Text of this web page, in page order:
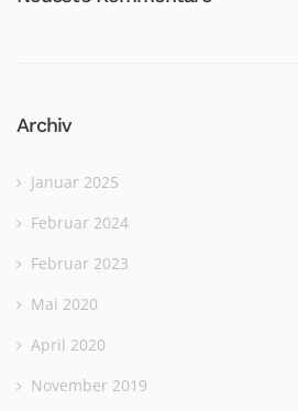
Archiv
Januar 2025
Februar 2024
Februar 2023
Mai 2020
April 2020
November 2019